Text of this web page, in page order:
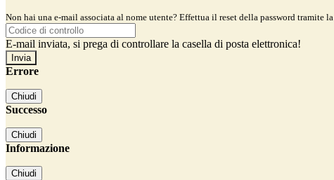
Non hai una e-mail associata al nome utente? Effettua il reset della password tramite la
E-mail inviata, si prega di controllare la casella di posta elettronica!
Errore
Chiudi
Successo
Chiudi
Informazione
Chiudi